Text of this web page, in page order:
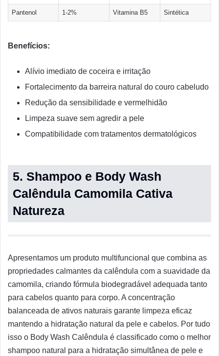
Pantenol 1-2% Vitamina B5 Sintética
Benefícios:
Alívio imediato de coceira e irritação
Fortalecimento da barreira natural do couro cabeludo
Redução da sensibilidade e vermelhidão
Limpeza suave sem agredir a pele
Compatibilidade com tratamentos dermatológicos
5. Shampoo e Body Wash
Calêndula Camomila Cativa
Natureza
Apresentamos um produto multifuncional que combina as
propriedades calmantes da calêndula com a suavidade da
camomila, criando fórmula biodegradável adequada tanto
para cabelos quanto para corpo. A concentração
balanceada de ativos naturais garante limpeza eficaz
mantendo a hidratação natural da pele e cabelos. Por tudo
isso o Body Wash Calêndula é classificado como o melhor
shampoo natural para a hidratação simultânea de pele e